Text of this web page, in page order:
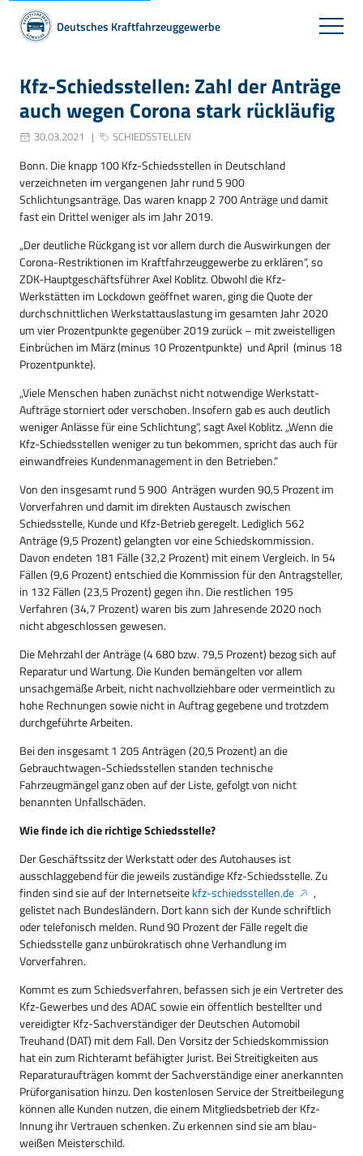
Deutsches Kraftfahrzeuggewerbe
Kfz-Schiedsstellen: Zahl der Anträge
auch wegen Corona stark rückläufig
30.03.2021 SCHIEDSSTELLEN
Bonn. Die knapp 100 Kfz-Schiedsstellen in Deutschland
verzeichneten im vergangenen Jahr rund 5 900
Schlichtungsanträge. Das waren knapp 2 700 Anträge und damit
fast ein Drittel weniger als im Jahr 2019.
„Der deutliche Rückgang ist vor allem durch die Auswirkungen der
Corona-Restriktionen im Kraftfahrzeuggewerbe zu erklären“, so
ZDK-Hauptgeschäftsführer Axel Koblitz. Obwohl die Kfz-
Werkstätten im Lockdown geöffnet waren, ging die Quote der
durchschnittlichen Werkstattauslastung im gesamten Jahr 2020
um vier Prozentpunkte gegenüber 2019 zurück – mit zweistelligen
Einbrüchen im März (minus 10 Prozentpunkte) und April (minus 18
Prozentpunkte).
„Viele Menschen haben zunächst nicht notwendige Werkstatt-
Aufträge storniert oder verschoben. Insofern gab es auch deutlich
weniger Anlässe für eine Schlichtung“, sagt Axel Koblitz. „Wenn die
Kfz-Schiedsstellen weniger zu tun bekommen, spricht das auch für
einwandfreies Kundenmanagement in den Betrieben.“
Von den insgesamt rund 5 900 Anträgen wurden 90,5 Prozent im
Vorverfahren und damit im direkten Austausch zwischen
Schiedsstelle, Kunde und Kfz-Betrieb geregelt. Lediglich 562
Anträge (9,5 Prozent) gelangten vor eine Schiedskommission.
Davon endeten 181 Fälle (32,2 Prozent) mit einem Vergleich. In 54
Fällen (9,6 Prozent) entschied die Kommission für den Antragsteller,
in 132 Fällen (23,5 Prozent) gegen ihn. Die restlichen 195
Verfahren (34,7 Prozent) waren bis zum Jahresende 2020 noch
nicht abgeschlossen gewesen.
Die Mehrzahl der Anträge (4 680 bzw. 79,5 Prozent) bezog sich auf
Reparatur und Wartung. Die Kunden bemängelten vor allem
unsachgemäße Arbeit, nicht nachvollziehbare oder vermeintlich zu
hohe Rechnungen sowie nicht in Auftrag gegebene und trotzdem
durchgeführte Arbeiten.
Bei den insgesamt 1 205 Anträgen (20,5 Prozent) an die
Gebrauchtwagen-Schiedsstellen standen technische
Fahrzeugmängel ganz oben auf der Liste, gefolgt von nicht
benannten Unfallschäden.
Wie finde ich die richtige Schiedsstelle?
Der Geschäftssitz der Werkstatt oder des Autohauses ist
ausschlaggebend für die jeweils zuständige Kfz-Schiedsstelle. Zu
finden sind sie auf der Internetseitekfz-schiedsstellen.de
,
gelistet nach Bundesländern. Dort kann sich der Kunde schriftlich
oder telefonisch melden. Rund 90 Prozent der Fälle regelt die
Schiedsstelle ganz unbürokratisch ohne Verhandlung im
Vorverfahren.
Kommt es zum Schiedsverfahren, befassen sich je ein Vertreter des
Kfz-Gewerbes und des ADAC sowie ein öffentlich bestellter und
vereidigter Kfz-Sachverständiger der Deutschen Automobil
Treuhand (DAT) mit dem Fall. Den Vorsitz der Schiedskommission
hat ein zum Richteramt befähigter Jurist. Bei Streitigkeiten aus
Reparaturaufträgen kommt der Sachverständige einer anerkannten
Prüforganisation hinzu. Den kostenlosen Service der Streitbeilegung
können alle Kunden nutzen, die einem Mitgliedsbetrieb der Kfz-
Innung ihr Vertrauen schenken. Zu erkennen sind sie am blau-
weißen Meisterschild.